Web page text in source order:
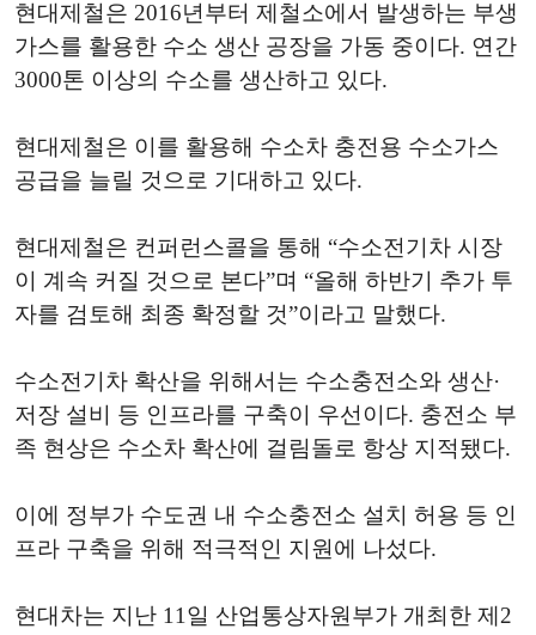
현대제철은 2016년부터 제철소에서 발생하는 부생
가스를 활용한 수소 생산 공장을 가동 중이다. 연간
3000톤 이상의 수소를 생산하고 있다.
현대제철은 이를 활용해 수소차 충전용 수소가스
공급을 늘릴 것으로 기대하고 있다.
현대제철은 컨퍼런스콜을 통해 “수소전기차 시장
이 계속 커질 것으로 본다”며 “올해 하반기 추가 투
자를 검토해 최종 확정할 것”이라고 말했다.
수소전기차 확산을 위해서는 수소충전소와 생산·
저장 설비 등 인프라를 구축이 우선이다. 충전소 부
족 현상은 수소차 확산에 걸림돌로 항상 지적됐다.
이에 정부가 수도권 내 수소충전소 설치 허용 등 인
프라 구축을 위해 적극적인 지원에 나섰다.
현대차는 지난 11일 산업통상자원부가 개최한 제2